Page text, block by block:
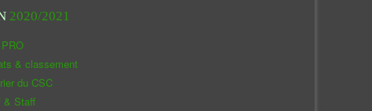
2020/2021
& classement
du CSC
& Staff